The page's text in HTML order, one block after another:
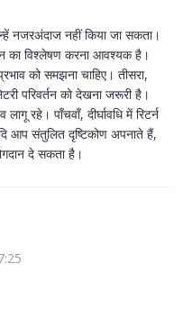
नजरअंदाज नहीं किया जा सकता।
का विश्लेषण करना आवश्यक है।
को समझना चाहिए। तीसरा,
परिवर्तन को देखना जरूरी है।
रहे। पाँचवाँ, दीर्घावधि में रिटर्न
आप संतुलित दृष्टिकोण अपनाते हैं,
दे सकता है।